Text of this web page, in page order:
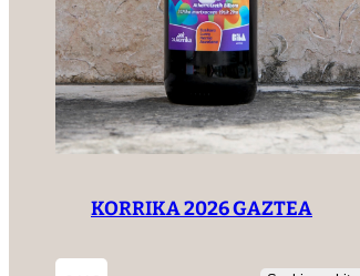
KORRIKA 2026 GAZTEA